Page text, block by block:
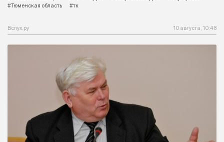
#Тюменская область
#тк
Вслух.ру 10 августа, 10:48